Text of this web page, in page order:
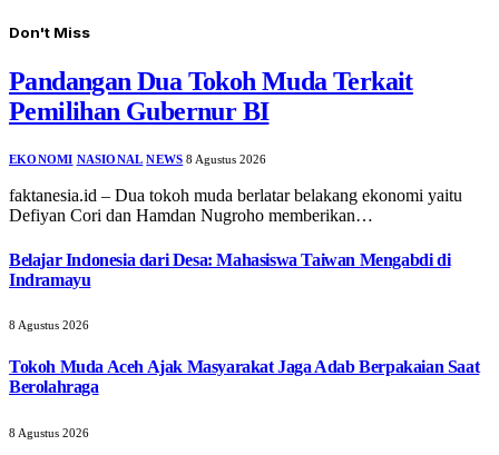
Don't Miss
Pandangan Dua Tokoh Muda Terkait
Pemilihan Gubernur BI
EKONOMI NASIONAL NEWS 8 Agustus 2026
faktanesia.id – Dua tokoh muda berlatar belakang ekonomi yaitu
Defiyan Cori dan Hamdan Nugroho memberikan…
Belajar Indonesia dari Desa: Mahasiswa Taiwan Mengabdi di
Indramayu
8 Agustus 2026
Tokoh Muda Aceh Ajak Masyarakat Jaga Adab Berpakaian Saat
Berolahraga
8 Agustus 2026